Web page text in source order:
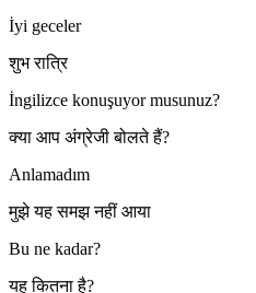
İyi geceler
शुभ रात्रि
İngilizce konuşuyor musunuz?
क्या आप अंग्रेजी बोलते हैं?
Anlamadım
मुझे यह समझ नहीं आया
Bu ne kadar?
यह कितना है?